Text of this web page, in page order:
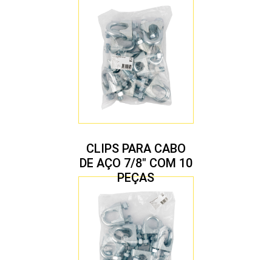
CLIPS PARA CABO
DE AÇO 7/8″ COM 10
PEÇAS